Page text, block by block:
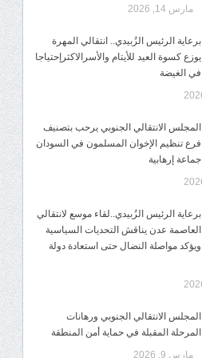
مارس 14, 2026
برعاية الرئيس الزُبيدي.. انتقالي المهرة
يوزع كسوة العيد للأيتام والأسرالاكثرإحتياجا
في الغيضة
المجلس الانتقالي الجنوبي يرحب بتصنيف
فرع تنظيم الإخوان المسلمون في السودان
جماعة إرهابية
برعاية الرئيس الزُبيدي..لقاء موسع لانتقالي
العاصمة عدن يناقش التحديات السياسية
ويؤكد مواصلة النضال حتى استعادة دولة
المجلس الانتقالي الجنوبي ورهانات
المرحلة المقبلة في حماية أمن المنطقة
مارس 9, 2026